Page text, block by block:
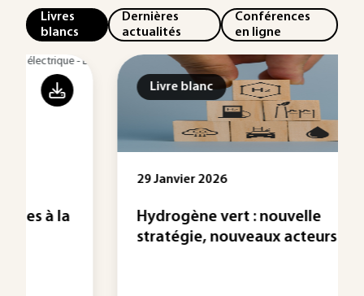
Livres
blancs
Dernières
actualités
Conférences
en ligne
Livre blanc
29 Janvier 2026
Hydrogène vert : nouvelle
stratégie, nouveaux acteurs